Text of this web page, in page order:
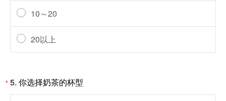
10～20
20以上
*5. 你选择奶茶的杯型